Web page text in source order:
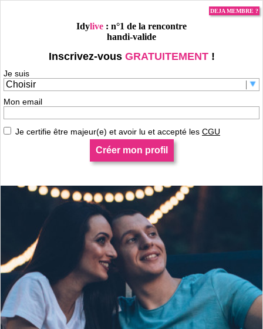
Idylive : n°1 de la rencontre
handi-valide
DEJA MEMBRE ?
Inscrivez-vousGRATUITEMENT !
Je suis
Mon email
Je certifie être majeur(e) et avoir lu et accepté les CGU
Créer mon profil